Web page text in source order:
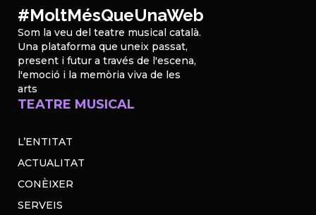
#MoltMésQueUnaWeb
Som la veu del teatre musical català.
Una plataforma que uneix passat,
present i futur a través de l'escena,
l'emoció i la memòria viva de les
arts
TEATRE MUSICAL
L’ENTITAT
ACTUALITAT
CONÈIXER
SERVEIS